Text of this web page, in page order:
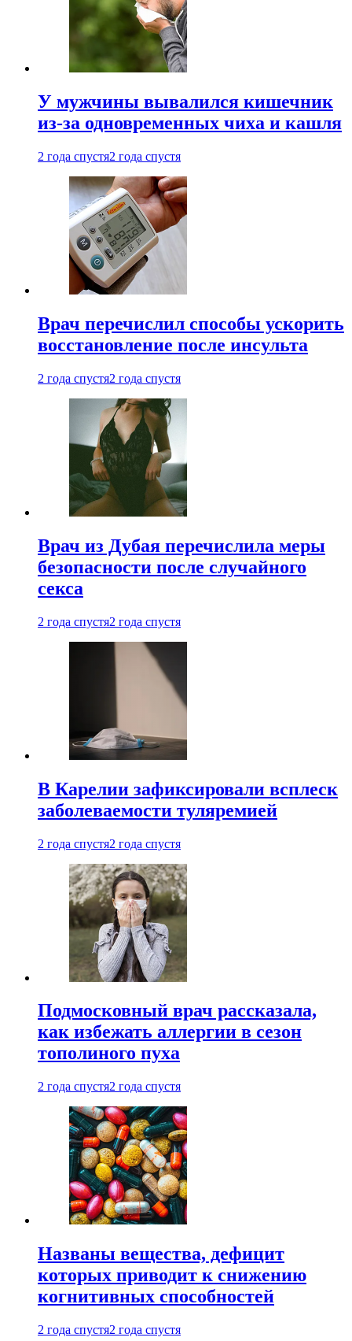
У мужчины вывалился кишечник
из-за одновременных чиха и кашля
2 года спустя2 года спустя
Врач перечислил способы ускорить
восстановление после инсульта
2 года спустя2 года спустя
Врач из Дубая перечислила меры
безопасности после случайного
секса
2 года спустя2 года спустя
В Карелии зафиксировали всплеск
заболеваемости туляремией
2 года спустя2 года спустя
Подмосковный врач рассказала,
как избежать аллергии в сезон
тополиного пуха
2 года спустя2 года спустя
Названы вещества, дефицит
которых приводит к снижению
когнитивных способностей
2 года спустя2 года спустя